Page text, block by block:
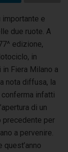
importante e
due ruote. A
edizione,
in
Fiera Milano a
nota diffusa, la
infatti
di un
precedente per
a pervenire.